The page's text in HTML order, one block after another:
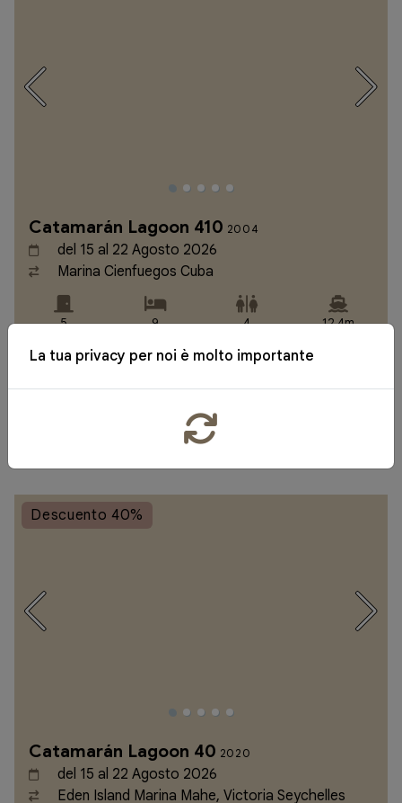
Catamarán Lagoon 410 2004
del 15 al 22 Agosto 2026
Marina Cienfuegos Cuba
5 9 4 12,4m
a partire da
€371
Descuento 40%
Catamarán Lagoon 40 2020
del 15 al 22 Agosto 2026
Eden Island Marina Mahe, Victoria Seychelles
La tua privacy per noi è molto importante